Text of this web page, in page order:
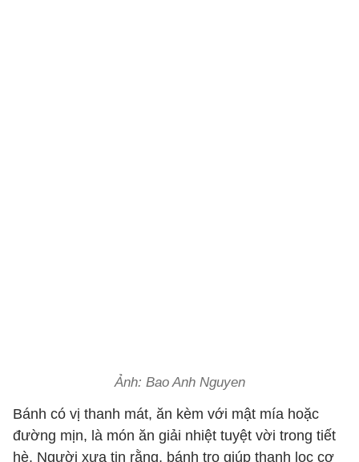
Ảnh: Bao Anh Nguyen
Bánh có vị thanh mát, ăn kèm với mật mía hoặc
đường mịn, là món ăn giải nhiệt tuyệt vời trong tiết
hè. Người xưa tin rằng, bánh tro giúp thanh lọc cơ